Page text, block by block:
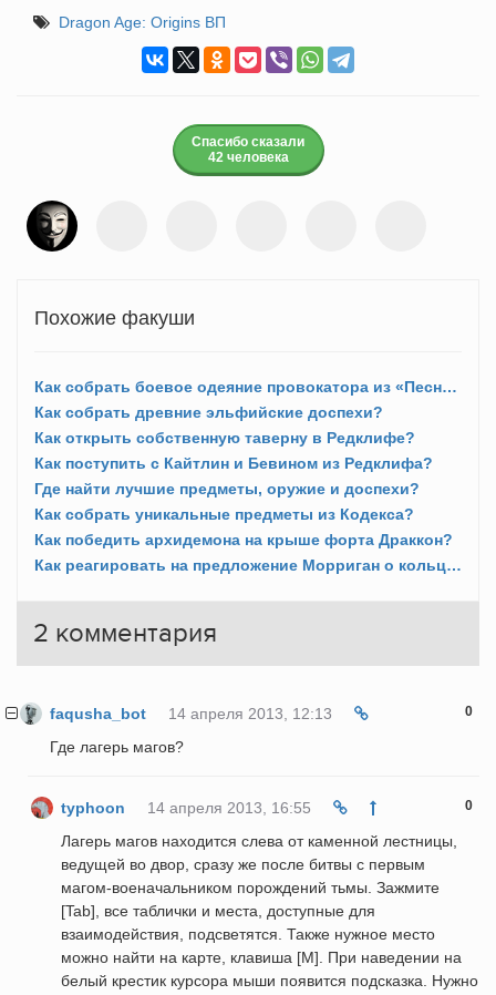
Dragon Age: Origins ВП
Спасибо сказали
42 человека
Похожие факуши
Как собрать боевое одеяние провокатора из «Песни Лелианы»?
Как собрать древние эльфийские доспехи?
Как открыть собственную таверну в Редклифе?
Как поступить с Кайтлин и Бевином из Редклифа?
Где найти лучшие предметы, оружие и доспехи?
Как собрать уникальные предметы из Кодекса?
Как победить архидемона на крыше форта Драккон?
Как реагировать на предложение Морриган о кольце и ребенке?
2 комментария
faqusha_bot 14 апреля 2013, 12:13 0
Где лагерь магов?
typhoon 14 апреля 2013, 16:55 0
Лагерь магов находится слева от каменной лестницы,
ведущей во двор, сразу же после битвы с первым
магом-военачальником порождений тьмы. Зажмите
[Tab], все таблички и места, доступные для
взаимодействия, подсветятся. Также нужное место
можно найти на карте, клавиша [M]. При наведении на
белый крестик курсора мыши появится подсказка. Нужно